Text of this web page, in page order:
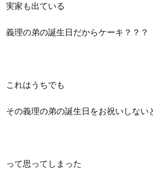
実家も出ている
義理の弟の誕生日だからケーキ？？？
これはうちでも
その義理の弟の誕生日をお祝いしない
って思ってしまった